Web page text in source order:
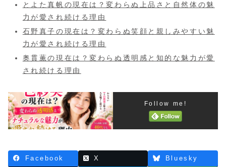
とよた真帆の現在は？変わらぬ上品さと自然体の魅
力が愛され続ける理由
石野真子の現在は？変わらぬ笑顔と親しみやすい魅
力が愛され続ける理由
奥貫薫の現在は？変わらぬ透明感と知的な魅力が愛
され続ける理由
Follow me!
Facebook X
Bluesky